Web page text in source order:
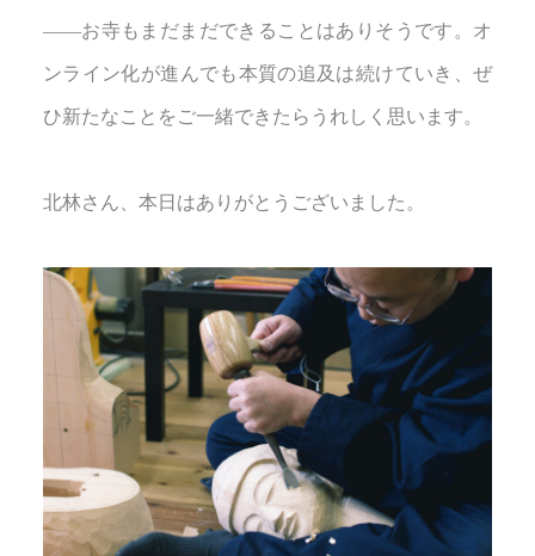
――お寺もまだまだできることはありそうです。オ
ンライン化が進んでも本質の追及は続けていき、ぜ
ひ新たなことをご一緒できたらうれしく思います。
北林さん、本日はありがとうございました。